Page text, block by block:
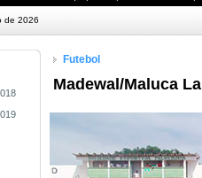
de 2026
Futebol
Madewal/Maluca